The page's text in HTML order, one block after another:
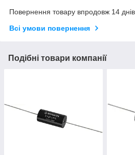
Повернення товару впродовж 14
Всі умови повернення
Подібні товари компанії